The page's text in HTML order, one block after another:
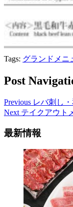
Tags: グランドメニ
Post
Previous レバ刺し
Next テイクアウト
最新情報